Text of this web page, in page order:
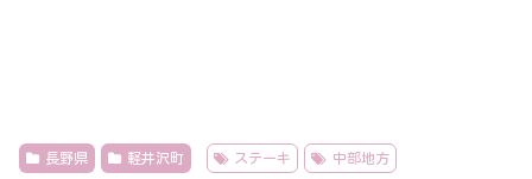
長野県 軽井沢町 ステーキ 中部地方